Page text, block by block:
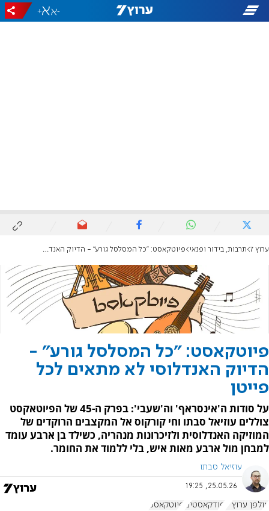
-
+
ערוץ 7 תרבות, בידור ופנאי פיוטקאסט: "כל המסלסל גורע" - הדיוק האנדלוסי לא מתאים לכל פייטן
פיוטקאסט: "כל המסלסל גורע" -
הדיוק האנדלוסי לא מתאים לכל
פייטן
על סודות ה'אינסראף' וה'שעבי': בפרק ה-45 של הפיוטאקסט
צוללים עוזיאל סבתו וחי קורקוס אל המקצבים הרוקדים של
המוזיקה האנדלוסית ולזיכרונות מנהריה, כשילד בן ארבע עומד
למבחן מול ארבע מאות איש, בלי ללמוד את החומר.
עוזיאל סבתו
25.05.26, 19:25
אולפן ערוץ 7 פודקאסטים פיוטקאסט